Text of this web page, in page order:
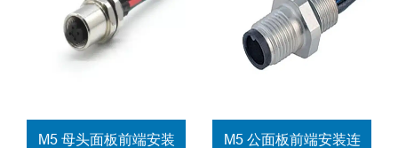
M5 母头面板前端安装
M5 公面板前端安装连